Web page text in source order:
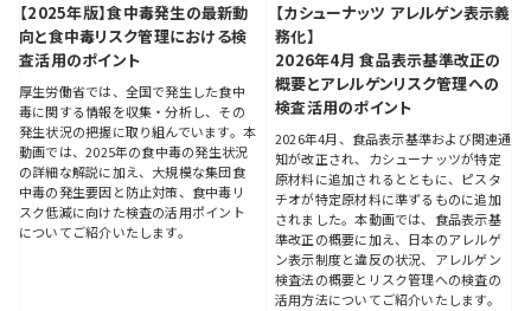
【2025年版】食中毒発生の最新動
向と食中毒リスク管理における検
査活用のポイント
厚生労働省では、全国で発生した食中
毒に関する情報を収集・分析し、その
発生状況の把握に取り組んでいます。本
動画では、2025年の食中毒の発生状況
の詳細な解説に加え、大規模な集団食
中毒の発生要因と防止対策、食中毒リ
スク低減に向けた検査の活用ポイント
についてご紹介いたします。
【カシューナッツ アレルゲン表示義
務化】
2026年4月 食品表示基準改正の
概要とアレルゲンリスク管理への
検査活用のポイント
2026年4月、食品表示基準および関連通
知が改正され、カシューナッツが特定
原材料に追加されるとともに、ピスタ
チオが特定原材料に準ずるものに追加
されました。本動画では、食品表示基
準改正の概要に加え、日本のアレルゲ
ン表示制度と違反の状況、アレルゲン
検査法の概要とリスク管理への検査の
活用方法についてご紹介いたします。